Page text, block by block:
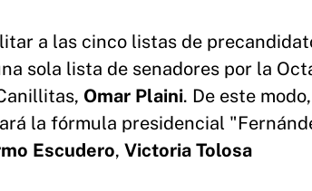
a las cinco listas de
sola lista de senadores por la
Omar Plaini. De este
la fórmula presidencial
Escudero, Victoria Tolosa